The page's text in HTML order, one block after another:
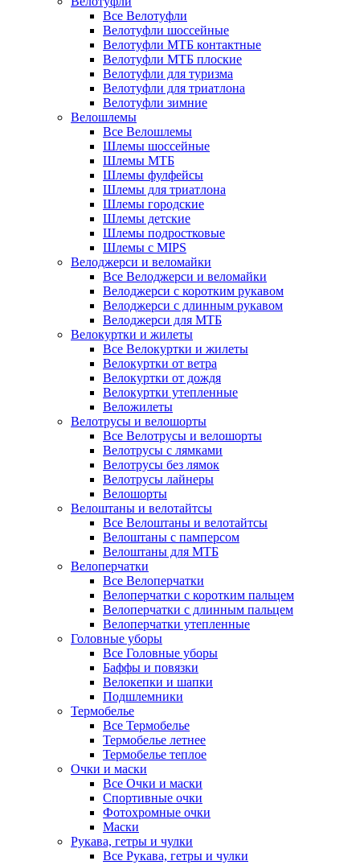
Все Велотуфли
Велотуфли шоссейные
Велотуфли МТБ контактные
Велотуфли МТБ плоские
Велотуфли для туризма
Велотуфли для триатлона
Велотуфли зимние
Велошлемы
Все Велошлемы
Шлемы шоссейные
Шлемы МТБ
Шлемы фулфейсы
Шлемы для триатлона
Шлемы городские
Шлемы детские
Шлемы подростковые
Шлемы с MIPS
Велоджерси и веломайки
Все Велоджерси и веломайки
Велоджерси с коротким рукавом
Велоджерси с длинным рукавом
Велоджерси для МТБ
Велокуртки и жилеты
Все Велокуртки и жилеты
Велокуртки от ветра
Велокуртки от дождя
Велокуртки утепленные
Веложилеты
Велотрусы и велошорты
Все Велотрусы и велошорты
Велотрусы с лямками
Велотрусы без лямок
Велотрусы лайнеры
Велошорты
Велоштаны и велотайтсы
Все Велоштаны и велотайтсы
Велоштаны с памперсом
Велоштаны для МТБ
Велоперчатки
Все Велоперчатки
Велоперчатки с коротким пальцем
Велоперчатки с длинным пальцем
Велоперчатки утепленные
Головные уборы
Все Головные уборы
Баффы и повязки
Велокепки и шапки
Подшлемники
Термобелье
Все Термобелье
Термобелье летнее
Термобелье теплое
Очки и маски
Все Очки и маски
Спортивные очки
Фотохромные очки
Маски
Рукава, гетры и чулки
Все Рукава, гетры и чулки